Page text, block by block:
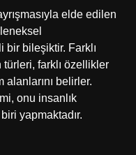
elde edilen
bir bileşiktir. Farklı
farklı özellikler
belirler.
onu insanlık
yapmaktadır.